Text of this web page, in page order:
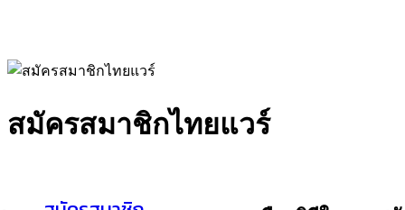
สมัครสมาชิกไทยแวร์